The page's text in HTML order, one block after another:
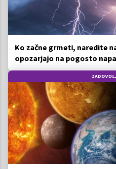
Ko začne grmeti, naredite
opozarjajo na pogosto